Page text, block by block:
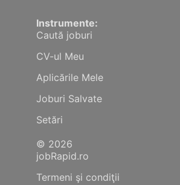
Instrumente:
Caută joburi
CV-ul Meu
Aplicările Mele
Joburi Salvate
Setări
© 2026
jobRapid.ro
Termeni şi condiţii